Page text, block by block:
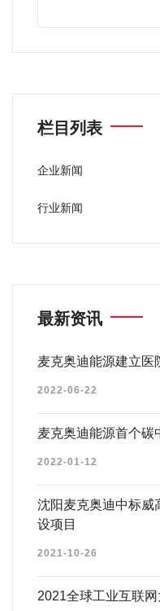
栏目列表
企业新闻
行业新闻
最新资讯
麦克奥迪能源建立医
2022-06-22
麦克奥迪能源首个碳
2022-01-12
沈阳麦克奥迪中标威
设项目
2021-10-26
2021全球工业互联